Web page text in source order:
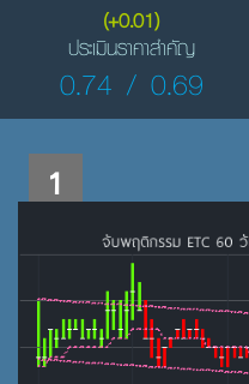
(+0.01)
ประเมินราคาสำคัญ
0.74 / 0.69
1